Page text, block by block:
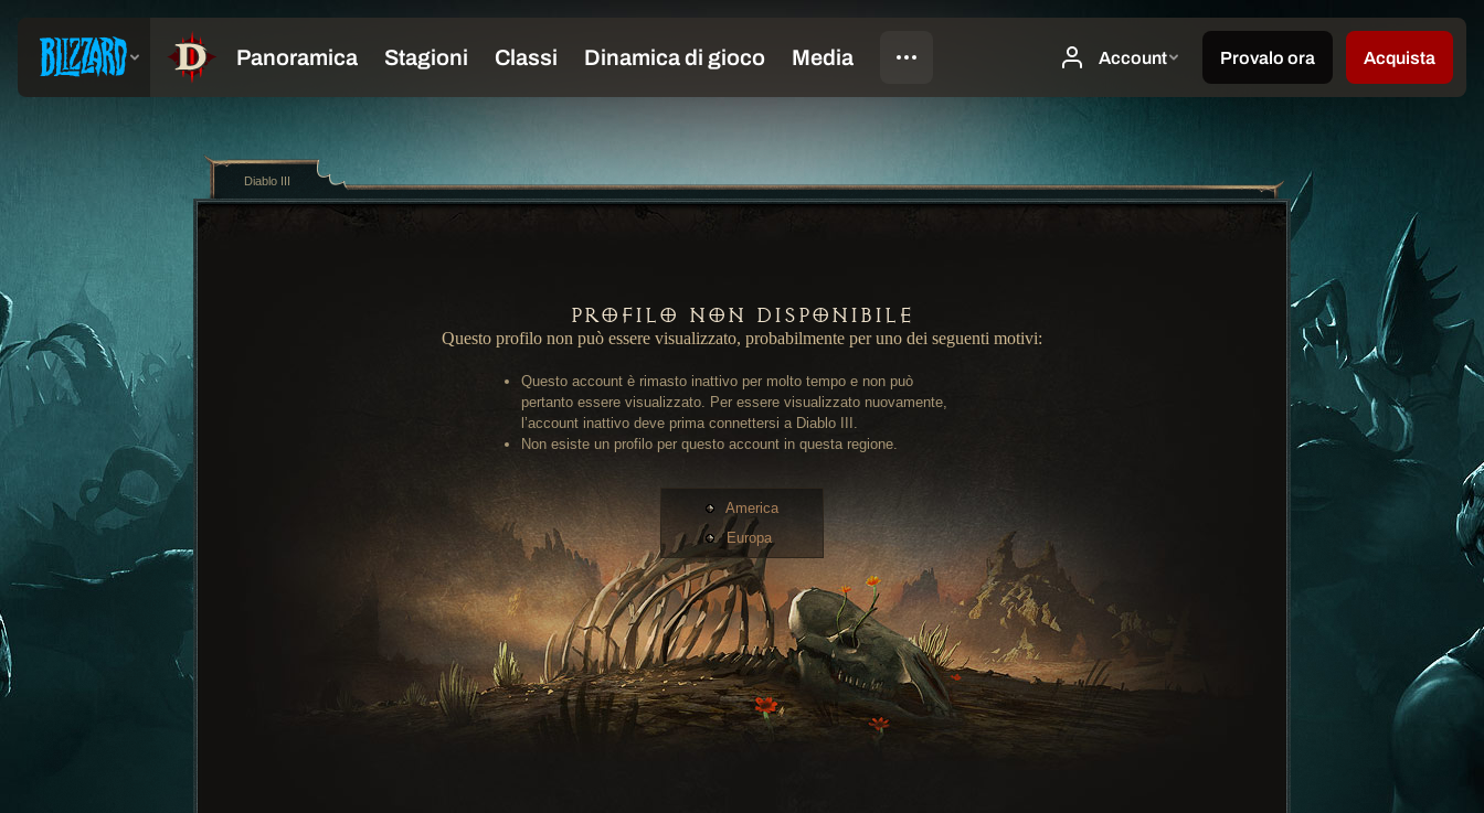
Profilo non disponibile
Questo profilo non può essere visualizzato, probabilmente per uno dei seguenti motivi:
Questo account è rimasto inattivo per molto tempo e non può
pertanto essere visualizzato. Per essere visualizzato nuovamente,
l’account inattivo deve prima connettersi a Diablo III.
Non esiste un profilo per questo account in questa regione.
America
Europa
Diablo III